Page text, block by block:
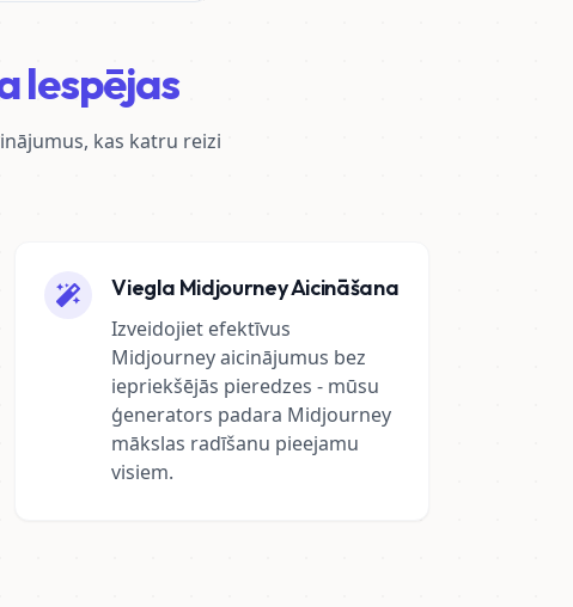
Iespējas
kas katru reizi
Viegla Midjourney Aicināšana
Izveidojiet efektīvus
Midjourney aicinājumus bez
iepriekšējās pieredzes - mūsu
ģenerators padara Midjourney
mākslas radīšanu pieejamu
visiem.